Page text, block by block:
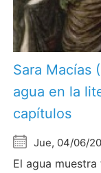
Sara Macías
agua en la
capítulos
Jue, 04/06/
El agua